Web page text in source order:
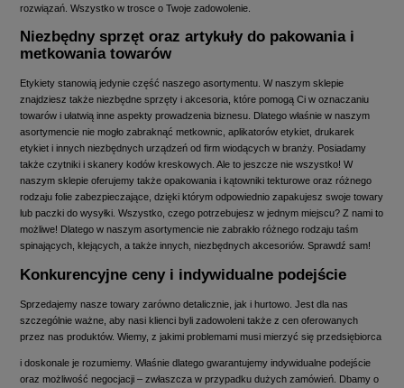
rozwiązań. Wszystko w trosce o Twoje zadowolenie.
Niezbędny sprzęt oraz artykuły do pakowania i
metkowania towarów
Etykiety stanowią jedynie część naszego asortymentu. W naszym sklepie
znajdziesz także niezbędne sprzęty i akcesoria, które pomogą Ci w oznaczaniu
towarów i ułatwią inne aspekty prowadzenia biznesu. Dlatego właśnie w naszym
asortymencie nie mogło zabraknąć metkownic, aplikatorów etykiet, drukarek
etykiet i innych niezbędnych urządzeń od firm wiodących w branży. Posiadamy
także czytniki i skanery kodów kreskowych. Ale to jeszcze nie wszystko! W
naszym sklepie oferujemy także opakowania i kątowniki tekturowe oraz różnego
rodzaju folie zabezpieczające, dzięki którym odpowiednio zapakujesz swoje towary
lub paczki do wysyłki. Wszystko, czego potrzebujesz w jednym miejscu? Z nami to
możliwe! Dlatego w naszym asortymencie nie zabrakło różnego rodzaju taśm
spinających, klejących, a także innych, niezbędnych akcesoriów. Sprawdź sam!
Konkurencyjne ceny i indywidualne podejście
Sprzedajemy nasze towary zarówno detalicznie, jak i hurtowo. Jest dla nas
szczególnie ważne, aby nasi klienci byli zadowoleni także z cen oferowanych
przez nas produktów. Wiemy, z jakimi problemami musi mierzyć się przedsiębiorca
i doskonale je rozumiemy. Właśnie dlatego gwarantujemy indywidualne podejście
oraz możliwość negocjacji – zwłaszcza w przypadku dużych zamówień. Dbamy o